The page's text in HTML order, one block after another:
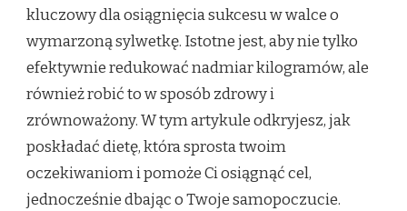
kluczowy dla osiągnięcia sukcesu w walce o
wymarzoną sylwetkę. Istotne jest, aby nie tylko
efektywnie redukować nadmiar kilogramów, ale
również robić to w sposób zdrowy i
zrównoważony. W tym artykule odkryjesz, jak
poskładać dietę, która sprosta twoim
oczekiwaniom i pomoże Ci osiągnąć cel,
jednocześnie dbając o Twoje samopoczucie.